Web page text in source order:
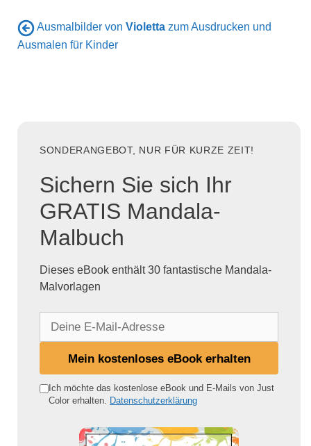
Ausmalbilder von Violetta zum Ausdrucken und
Ausmalen für Kinder
SONDERANGEBOT, NUR FÜR KURZE ZEIT!
Sichern Sie sich Ihr
GRATIS Mandala-
Malbuch
Dieses eBook enthält 30 fantastische Mandala-
Malvorlagen
e
Mein kostenloses eBook erhalten
Ich möchte das kostenlose eBook und E-Mails von Just
Color erhalten. Datenschutzerklärung